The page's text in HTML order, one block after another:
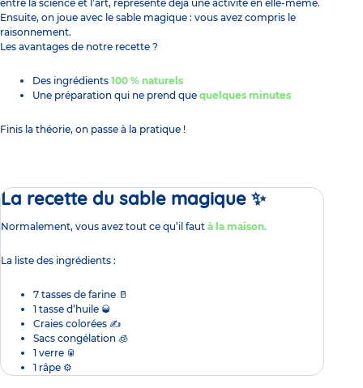
entre la science et l’art, représente déjà une activité en elle-même.
Ensuite, on joue avec le sable magique : vous avez compris le
raisonnement.
Les avantages de notre recette ?
Des ingrédients 100 % naturels
Une préparation qui ne prend que quelques minutes
Finis la théorie, on passe à la pratique !
La recette du sable magique ✨
Normalement, vous avez tout ce qu’il faut à la maison.
La liste des ingrédients :
7 tasses de farine 🥛
1 tasse d’huile 🥃
Craies colorées ✍
Sacs congélation 🧊
1 verre 🥫
1 râpe ⚙